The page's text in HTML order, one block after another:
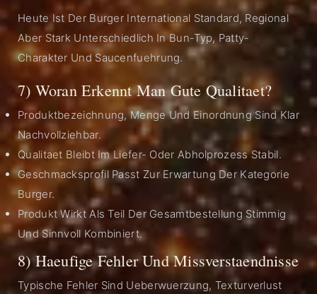
Heute Ist Der Burger International Standard, Regional
Aber Stark Unterschiedlich In Bun-Typ, Patty-
Charakter Und Saucenfuehrung.
7) Woran Erkennt Man Gute Qualitaet?
Produktbezeichnung, Menge Und Einordnung Sind Klar
Nachvollziehbar.
Qualitaet Bleibt Im Liefer- Oder Abholprozess Stabil.
Geschmacksprofil Passt Zur Erwartung Der Kategorie
Burger.
Produkt Wirkt Als Teil Der Gesamtbestellung Stimmig
Und Sinnvoll Kombiniert.
8) Haeufige Fehler Und Missverstaendnisse
Typische Fehler Sind Ueberwuerzung, Texturverlust